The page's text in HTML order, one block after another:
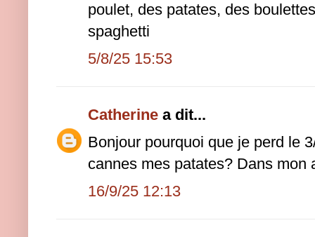
poulet, des patates, des
spaghetti
5/8/25 15:53
Catherine a dit...
Bonjour pourquoi que je perd le
cannes mes patates? Dans mon
16/9/25 12:13